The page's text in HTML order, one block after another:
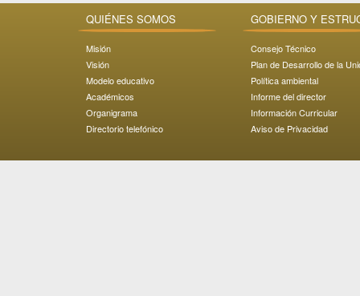
QUIÉNES SOMOS
Misión
Visión
Modelo educativo
Académicos
Organigrama
Directorio telefónico
GOBIERNO Y
Consejo Técnico
Plan de Desarrollo de la
Política ambiental
Informe del director
Información Curricular
Aviso de Privacidad